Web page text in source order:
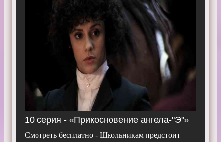
10 серия - «Прикосновение ангела-"Э"»
Смотреть бесплатно - Школьникам предстоит